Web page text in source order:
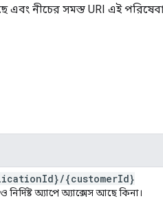
এবং নীচের সমস্ত URI এই
Id}/{customerId}
অ্যাপে অ্যাক্সেস আছে কিনা।